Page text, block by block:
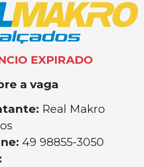
EXPIRADO
a vaga
Real Makro
49 98855-3050